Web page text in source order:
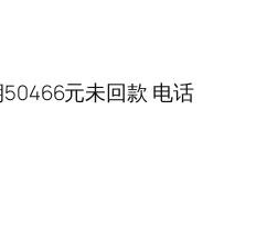
元未回款 电话